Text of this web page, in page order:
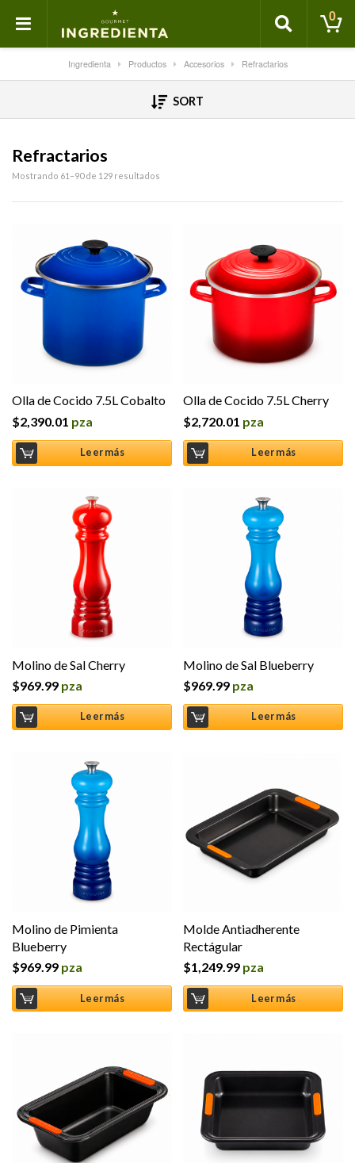
0
Ingredienta Productos Accesorios Refractarios
SORT
Refractarios
Mostrando 61–90 de 129 resultados
Olla de Cocido 7.5L Cobalto
$2,390.01 pza
Leer más
Olla de Cocido 7.5L Cherry
$2,720.01 pza
Leer más
Molino de Sal Cherry
$969.99 pza
Leer más
Molino de Sal Blueberry
$969.99 pza
Leer más
Molino de Pimienta
Blueberry
$969.99 pza
Leer más
Molde Antiadherente
Rectágular
$1,249.99 pza
Leer más